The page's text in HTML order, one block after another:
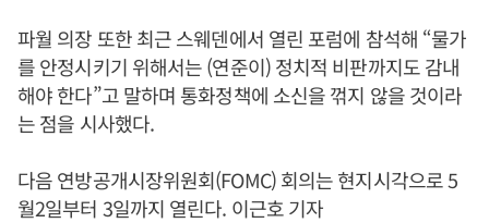
파월 의장 또한 최근 스웨덴에서 열린 포럼에 참석해 “물가
를 안정시키기 위해서는 (연준이) 정치적 비판까지도 감내
해야 한다”고 말하며 통화정책에 소신을 꺾지 않을 것이라
는 점을 시사했다.
다음 연방공개시장위원회(FOMC) 회의는 현지시각으로 5
월2일부터 3일까지 열린다. 이근호 기자